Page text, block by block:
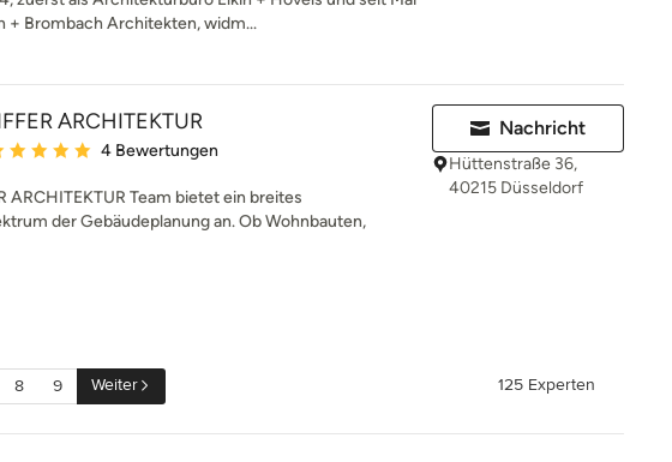
+ Brombach Architekten, widm...
ARCHITEKTUR
Bewertung: 5 von 5 Sternen
4 Bewertungen
ARCHITEKTUR Team bietet ein breites
der Gebäudeplanung an. Ob Wohnbauten,
Nachricht
Hüttenstraße 36,
40215 Düsseldorf
8 9 Weiter 125 Experten